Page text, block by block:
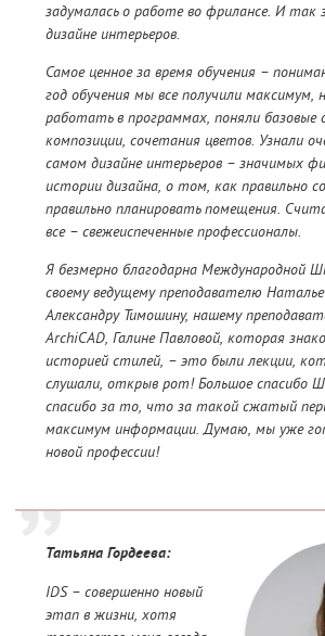
задумалась о работе во фрилансе. И так
дизайне интерьеров.
Самое ценное за время обучения –
год обучения мы все получили максимум,
работать в программах, поняли базовые
композиции, сочетания цветов. Узнали
самом дизайне интерьеров – значимых
истории дизайна, о том, как правильно
правильно планировать помещения.
все – свежеиспеченные профессионалы.
Я безмерно благодарна Международной
своему ведущему преподавателю
Александру Тимошину, нашему
ArchiCAD, Галине Павловой, которая
историей стилей, – это были лекции,
слушали, открыв рот! Большое спасибо
спасибо за то, что за такой сжатый
максимум информации. Думаю, мы уже
новой профессии!
Татьяна Гордеева:
IDS – совершенно новый
этап в жизни, хотя